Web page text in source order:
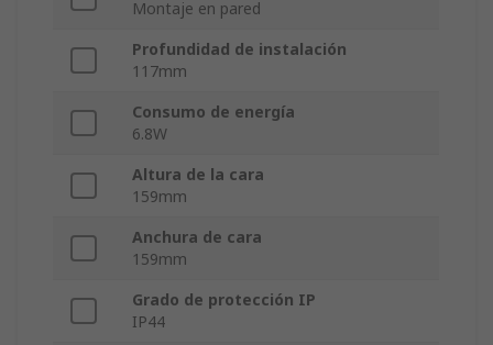
Montaje en pared
Profundidad de instalación
117mm
Consumo de energía
6.8W
Altura de la cara
159mm
Anchura de cara
159mm
Grado de protección IP
IP44